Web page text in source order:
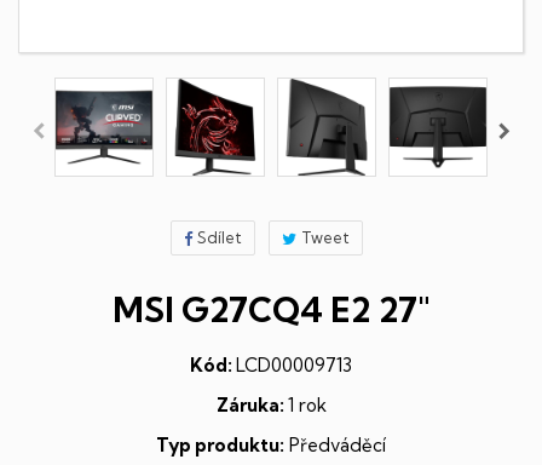
Sdílet Tweet
MSI G27CQ4 E2 27"
Kód: LCD00009713
Záruka: 1 rok
Typ produktu: Předváděcí